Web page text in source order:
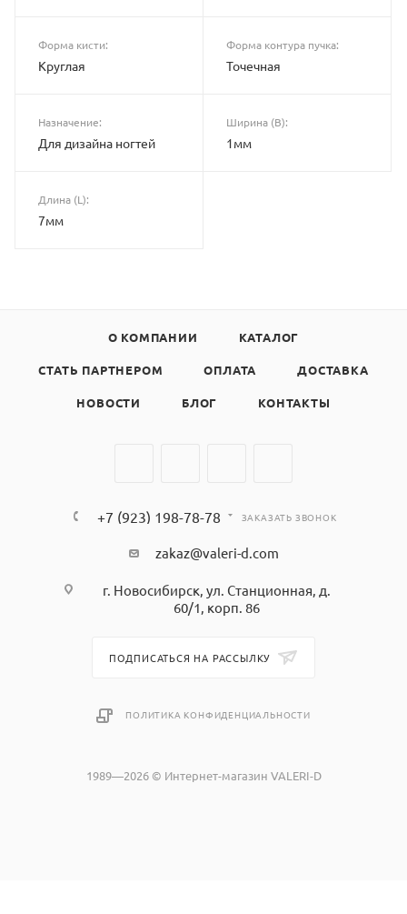
Форма кисти:
Круглая
Форма контура пучка:
Точечная
Назначение:
Для дизайна ногтей
Ширина (B):
1мм
Длина (L):
7мм
О КОМПАНИИ КАТАЛОГ
СТАТЬ ПАРТНЕРОМ ОПЛАТА ДОСТАВКА
НОВОСТИ БЛОГ КОНТАКТЫ
+7 (923) 198-78-78 ЗАКАЗАТЬ ЗВОНОК
zakaz@valeri-d.com
г. Новосибирск, ул. Станционная, д.
60/1, корп. 86
ПОДПИСАТЬСЯ НА РАССЫЛКУ
ПОЛИТИКА КОНФИДЕНЦИАЛЬНОСТИ
1989—2026 © Интернет-магазин VALERI-D